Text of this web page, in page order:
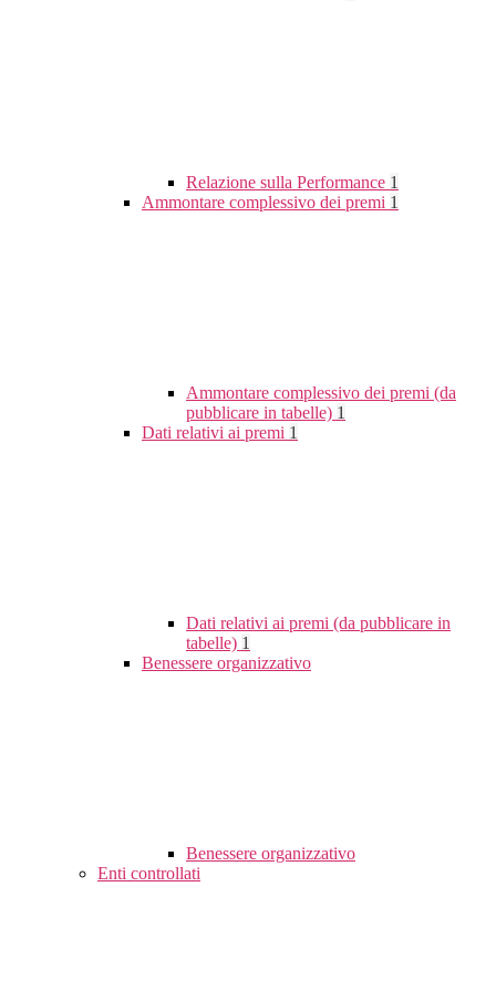
Relazione sulla Performance 1
Ammontare complessivo dei premi 1
Ammontare complessivo dei premi (da
pubblicare in tabelle) 1
Dati relativi ai premi 1
Dati relativi ai premi (da pubblicare in
tabelle) 1
Benessere organizzativo
Benessere organizzativo
Enti controllati